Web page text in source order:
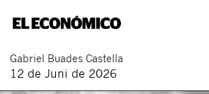
Gabriel Buades Castella
12 de Juni de 2026